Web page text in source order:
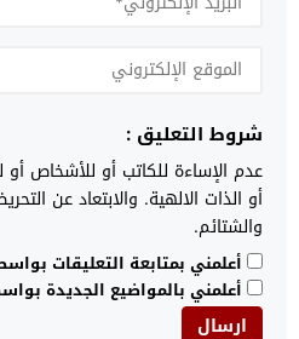
شروط التعليق :
عدم الإساءة للكاتب أو للأشخاص
أو الذات الالهية. والابتعاد عن
والشتائم.
أعلمني بمتابعة التعليقات
أعلمني بالمواضيع الجديدة